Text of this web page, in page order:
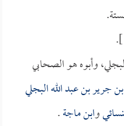
].
وأبوه هو الصحابي
جرير بن عبد الله البجلي
وابن ماجة.